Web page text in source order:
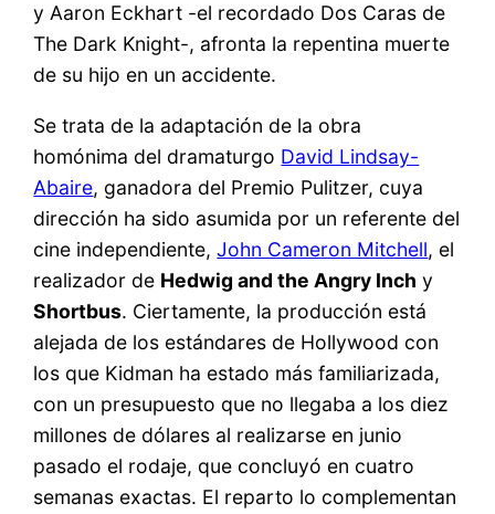
y Aaron Eckhart -el recordado Dos Caras de
The Dark Knight-, afronta la repentina muerte
de su hijo en un accidente.
Se trata de la adaptación de la obra
homónima del dramaturgo David Lindsay-
Abaire, ganadora del Premio Pulitzer, cuya
dirección ha sido asumida por un referente del
cine independiente,John Cameron Mitchell, el
realizador de Hedwig and the Angry Inch y
Shortbus. Ciertamente, la producción está
alejada de los estándares de Hollywood con
los que Kidman ha estado más familiarizada,
con un presupuesto que no llegaba a los diez
millones de dólares al realizarse en junio
pasado el rodaje, que concluyó en cuatro
semanas exactas. El reparto lo complementan